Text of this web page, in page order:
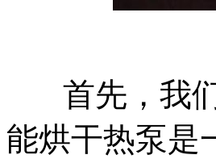
首先，我
能烘干热泵是